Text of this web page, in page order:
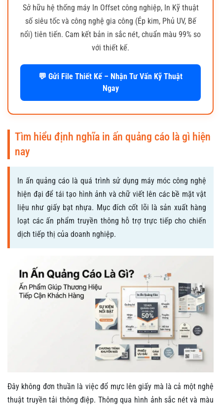
Sở hữu hệ thống máy In Offset công nghiệp, In Kỹ thuật
số siêu tốc và công nghệ gia công (Ép kim, Phủ UV, Bế
nổi) tiên tiến. Cam kết bản in sắc nét, chuẩn màu 99% so
với thiết kế.
💬 Gửi File Thiết Kế – Nhận Tư Vấn Kỹ Thuật
Ngay
Tìm hiểu định nghĩa in ấn quảng cáo là gì hiện
nay
In ấn quảng cáo là quá trình sử dụng máy móc công nghệ
hiện đại để tái tạo hình ảnh và chữ viết lên các bề mặt vật
liệu như giấy bạt nhựa. Mục đích cốt lõi là sản xuất hàng
loạt các ấn phẩm truyền thông hỗ trợ trực tiếp cho chiến
dịch tiếp thị của doanh nghiệp.
Đây không đơn thuần là việc đổ mực lên giấy mà là cả một nghệ
thuật truyền tải thông điệp. Thông qua hình ảnh sắc nét và màu